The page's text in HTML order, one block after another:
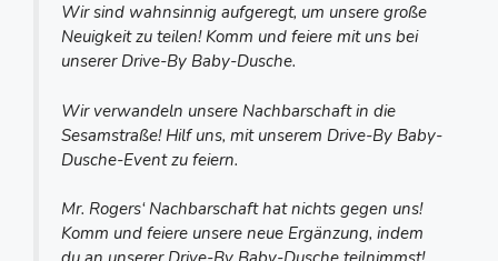
Wir sind wahnsinnig aufgeregt, um unsere große
Neuigkeit zu teilen! Komm und feiere mit uns bei
unserer Drive-By Baby-Dusche.
Wir verwandeln unsere Nachbarschaft in die
Sesamstraße! Hilf uns, mit unserem Drive-By Baby-
Dusche-Event zu feiern.
Mr. Rogers‘ Nachbarschaft hat nichts gegen uns!
Komm und feiere unsere neue Ergänzung, indem